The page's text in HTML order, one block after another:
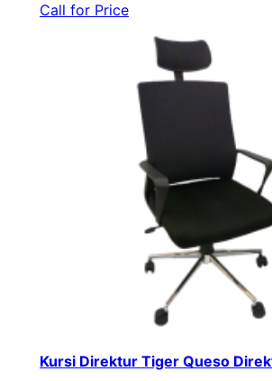
Call for Price
Kursi Direktur Tiger Queso